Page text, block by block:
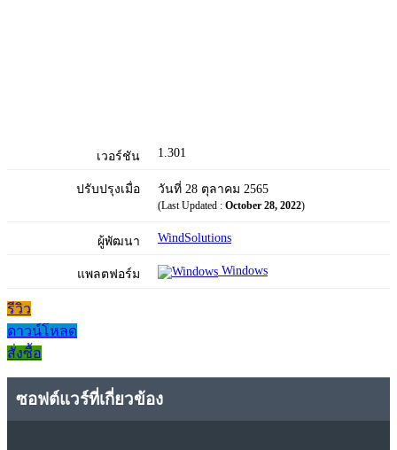
เวอร์ชัน 1.301
ปรับปรุงเมื่อ วันที่ 28 ตุลาคม 2565
(Last Updated : October 28, 2022)
ผู้พัฒนา WindSolutions
แพลตฟอร์ม Windows
รีวิว
ดาวน์โหลด
สั่งซื้อ
ซอฟต์แวร์ที่เกี่ยวข้อง